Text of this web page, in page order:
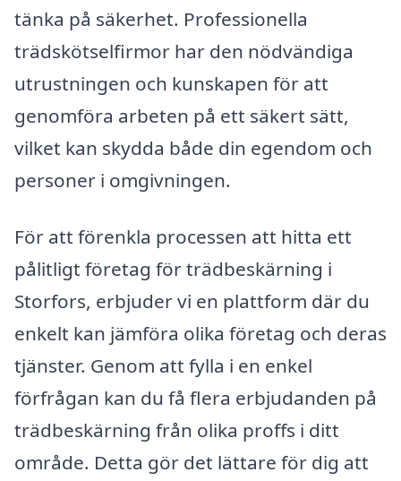
tänka på säkerhet. Professionella
trädskötselfirmor har den nödvändiga
utrustningen och kunskapen för att
genomföra arbeten på ett säkert sätt,
vilket kan skydda både din egendom och
personer i omgivningen.
För att förenkla processen att hitta ett
pålitligt företag för trädbeskärning i
Storfors, erbjuder vi en plattform där du
enkelt kan jämföra olika företag och deras
tjänster. Genom att fylla i en enkel
förfrågan kan du få flera erbjudanden på
trädbeskärning från olika proffs i ditt
område. Detta gör det lättare för dig att